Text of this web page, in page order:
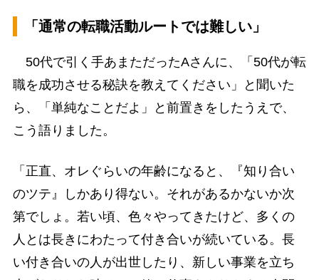
「通常の転職活動ルートでは難しい」
50代で引く手あまただったAさんに、「50代が転
職を成功させる秘訣を教えてください」と聞いた
ら、「単純なことだよ」と前置きをしたうえで、
こう語りました。
「正直、オレぐらいの年齢になると、『知り合い
のツテ』しかあり得ない。それがあるかないか次
第でしょ。若い頃、色々やってきたけど、多くの
人とは長きにわたって付き合いが続いている。長
い付き合いの人が出世したり、新しい事業を立ち